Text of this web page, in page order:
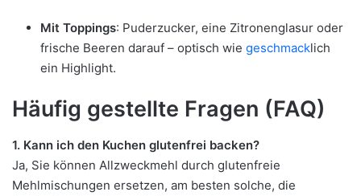
Mit Toppings: Puderzucker, eine Zitronenglasur oder
frische Beeren darauf – optisch wie geschmacklich
ein Highlight.
Häufig gestellte Fragen (FAQ)
1. Kann ich den Kuchen glutenfrei backen?
Ja, Sie können Allzweckmehl durch glutenfreie
Mehlmischungen ersetzen, am besten solche, die